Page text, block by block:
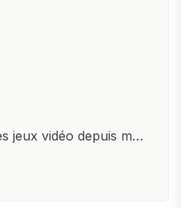
jeux vidéo depuis mon
pour l'univers